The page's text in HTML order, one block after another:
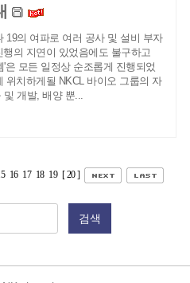
19의 여파로 여러 공사 및 설비 부자
의 지연이 있었음에도 불구하고
은 모든 일정상 순조롭게 진행되었
위치하게될 NKCL 바이오 그룹의 자
개발, 배양 뿐...
16 17 18 19 [ 20 ]
검색